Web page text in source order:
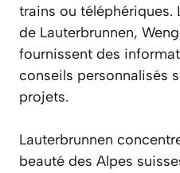
trains ou
de Lauterbrunnen,
fournissent des
conseils personnalisés
projets.
Lauterbrunnen
beauté des Alpes